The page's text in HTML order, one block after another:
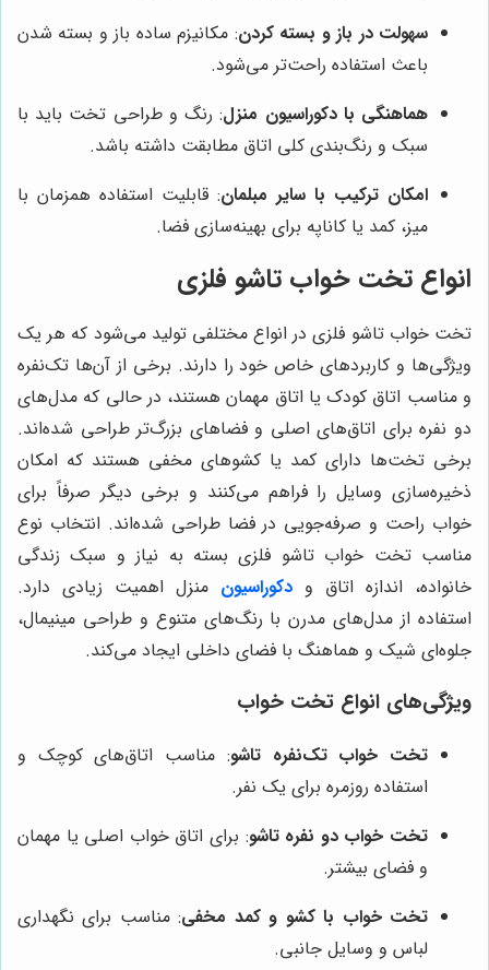
سهولت در باز و بسته کردن: مکانیزم ساده باز و بسته شدن
باعث استفاده راحت‌تر می‌شود.
هماهنگی با دکوراسیون منزل: رنگ و طراحی تخت باید با
سبک و رنگ‌بندی کلی اتاق مطابقت داشته باشد.
امکان ترکیب با سایر مبلمان: قابلیت استفاده همزمان با
میز، کمد یا کاناپه برای بهینه‌سازی فضا.
انواع تخت خواب تاشو فلزی
تخت خواب تاشو فلزی در انواع مختلفی تولید می‌شود که هر یک
ویژگی‌ها و کاربردهای خاص خود را دارند. برخی از آن‌ها تک‌نفره
و مناسب اتاق کودک یا اتاق مهمان هستند، در حالی که مدل‌های
دو نفره برای اتاق‌های اصلی و فضاهای بزرگ‌تر طراحی شده‌اند.
برخی تخت‌ها دارای کمد یا کشوهای مخفی هستند که امکان
ذخیره‌سازی وسایل را فراهم می‌کنند و برخی دیگر صرفاً برای
خواب راحت و صرفه‌جویی در فضا طراحی شده‌اند. انتخاب نوع
مناسب تخت خواب تاشو فلزی بسته به نیاز و سبک زندگی
خانواده، اندازه اتاق و دکوراسیون منزل اهمیت زیادی دارد.
استفاده از مدل‌های مدرن با رنگ‌های متنوع و طراحی مینیمال،
جلوه‌ای شیک و هماهنگ با فضای داخلی ایجاد می‌کند.
ویژگی‌های انواع تخت خواب
تخت خواب تک‌نفره تاشو: مناسب اتاق‌های کوچک و
استفاده روزمره برای یک نفر.
تخت خواب دو نفره تاشو: برای اتاق خواب اصلی یا مهمان
و فضای بیشتر.
تخت خواب با کشو و کمد مخفی: مناسب برای نگهداری
لباس و وسایل جانبی.